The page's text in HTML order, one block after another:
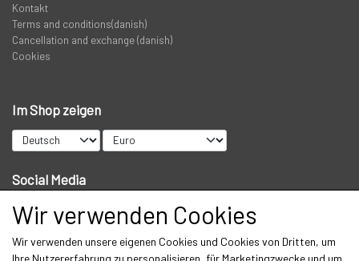
VADERS, VADESKO OG VADE JAKKER
Kontakt
Terms and conditions(danish)
Cancellation and exchange (danish)
Cookies
Im Shop zeigen
Social Media
Get our newsletter via email
Wir verwenden Cookies
Wir verwenden unsere eigenen Cookies und Cookies von Dritten, um
Ihre Nutzererfahrung zu personalisieren, für Marketingzwecke und um